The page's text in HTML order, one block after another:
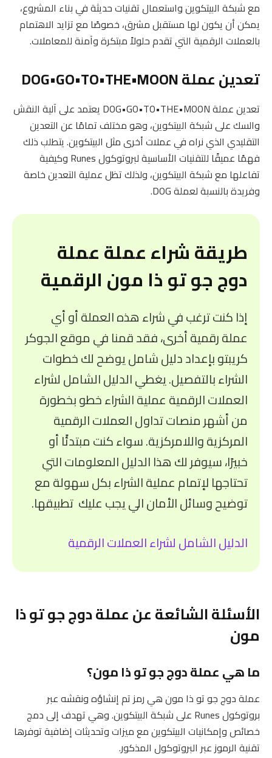
مع شبكة البيتكوين واستعمال تقنيات حديثة في بناء المشروع،
يمكن أن يكون لها مستقبل مشرق، خصوصًا مع تزايد الاهتمام
بالعملات الرقمية التي تقدم حلولاً مبتكرة وآمنة للمعاملات.
تعدين عملة DOG•GO•TO•THE•MOON
تعدين عملة DOG•GO•TO•THE•MOON يعتمد على آلية النقش
والسك على شبكة البيتكوين، وهو مختلف تمامًا عن التعدين
التقليدي الذي نراه في عملات أخرى مثل البيتكوين. يتطلب ذلك
فهمًا عميقًا للتقنيات الأساسية لبروتوكول Runes وكيفية
تفاعلها مع شبكة البيتكوين، ولذلك تظل عملية التعدين خاصة
وفريدة بالنسبة لعملة DOG.
طريقة شراء عملة عملة
دوج جو تو ذا مون الرقمية
إذا كنت ترغب في شراء هذه العملة أو أي
عملة رقمية أخرى، فقد قمنا في موقع الجوكر
كريبتو بإعداد دليل شامل يوضح لك خطوات
الشراء بالتفصيل. يغطي الدليل الشامل لشراء
العملات الرقمية عملية الشراء خطو بخطورة
من أشهر منصات تداول العملات الرقمية
المركزية واللامركزية. سواء كنت مبتدئًا أو
خبيرًا، سيوفر لك هذا الدليل المعلومات التي
تحتاجها لإتمام عملية الشراء بكل سهولة مع
توضيح وسائل الأمان الي يجب عليك تطبيقها.
الدليل الشامل لشراء العملات الرقمية
الأسئلة الشائعة عن عملة دوج جو تو ذا
مون
ما هي عملة دوج جو تو ذا مون؟
عملة دوج جو تو ذا مون هي رمز تم إنشاؤه ونقشه عبر
بروتوكول Runes على شبكة البيتكوين. وهي تهدف إلى دمج
خصائص وإمكانيات البيتكوين مع ميزات وتحديثات إضافية توفرها
تقنية الرموز عبر البروتوكول المذكور.